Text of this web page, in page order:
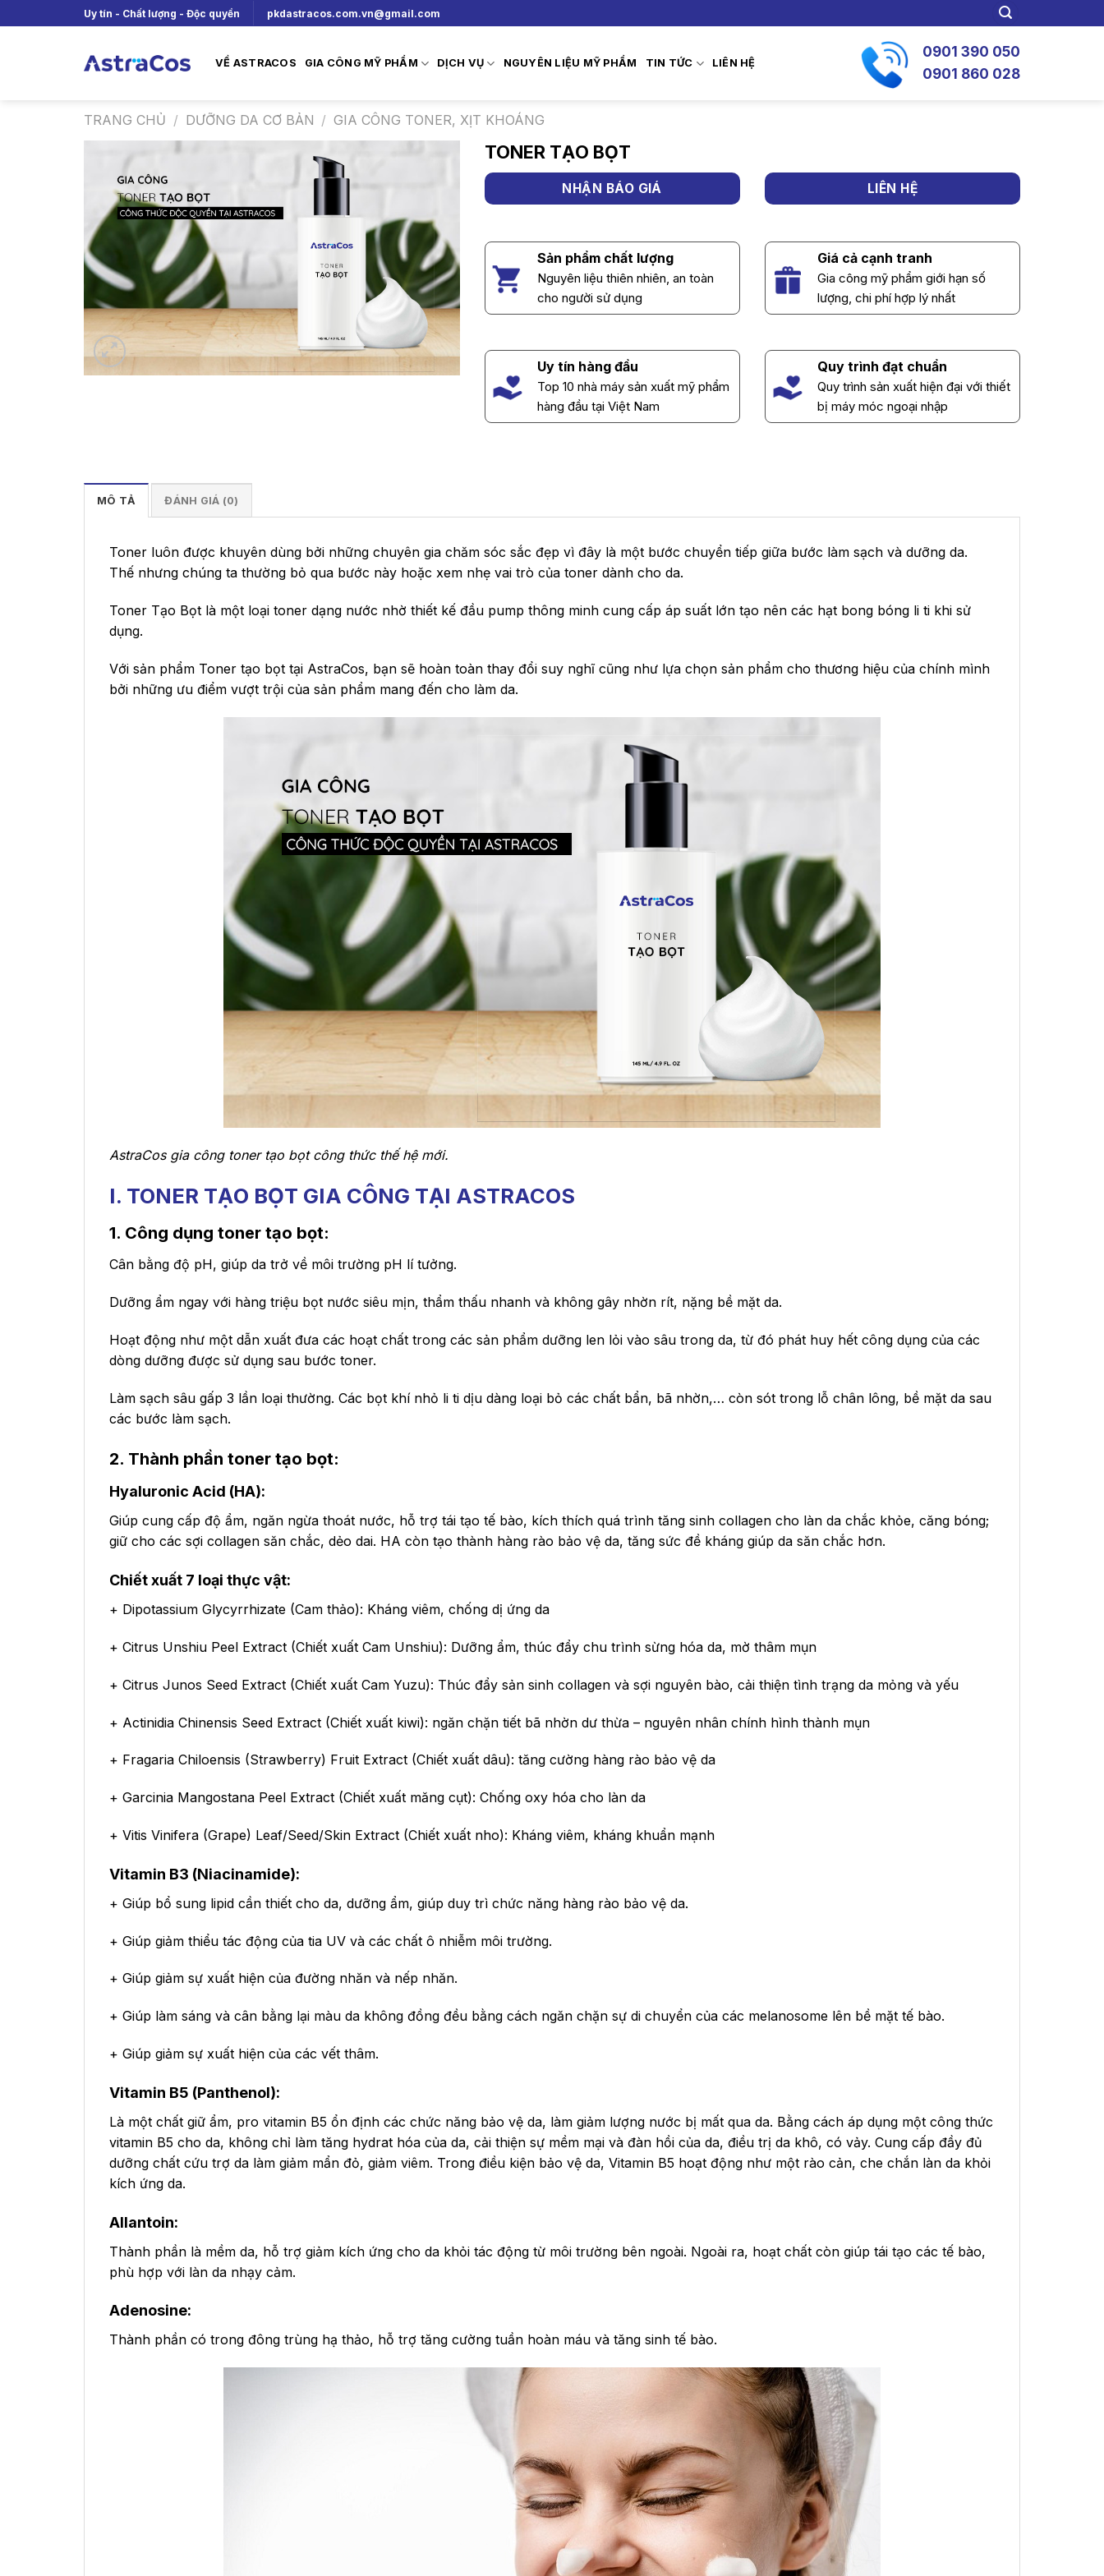
to
Uy tín - Chất lượng - Độc quyền pkdastracos.com.vn@gmail.com
VỀ ASTRACOS GIA CÔNG MỸ PHẨM DỊCH VỤ NGUYÊN LIỆU MỸ PHẨM TIN TỨC LIÊN HỆ
0901 390 050
0901 860 028
TRANG CHỦ / DƯỠNG DA CƠ BẢN / GIA CÔNG TONER, XỊT KHOÁNG
TONER TẠO BỌT
NHẬN BÁO GIÁ LIÊN HỆ
Sản phẩm chất lượng
Nguyên liệu thiên nhiên, an toàn
cho người sử dụng
Giá cả cạnh tranh
Gia công mỹ phẩm giới hạn số
lượng, chi phí hợp lý nhất
Uy tín hàng đầu
Top 10 nhà máy sản xuất mỹ phẩm
hàng đầu tại Việt Nam
Quy trình đạt chuẩn
Quy trình sản xuất hiện đại với thiết
bị máy móc ngoại nhập
MÔ TẢ ĐÁNH GIÁ (0)
Toner luôn được khuyên dùng bởi những chuyên gia chăm sóc sắc đẹp vì đây là một bước chuyển tiếp giữa bước làm sạch và dưỡng da.
Thế nhưng chúng ta thường bỏ qua bước này hoặc xem nhẹ vai trò của toner dành cho da.
Toner Tạo Bọt là một loại toner dạng nước nhờ thiết kế đầu pump thông minh cung cấp áp suất lớn tạo nên các hạt bong bóng li ti khi sử
dụng.
Với sản phẩm Toner tạo bọt tại AstraCos, bạn sẽ hoàn toàn thay đổi suy nghĩ cũng như lựa chọn sản phẩm cho thương hiệu của chính mình
bởi những ưu điểm vượt trội của sản phẩm mang đến cho làm da.
AstraCos gia công toner tạo bọt công thức thế hệ mới.
I. TONER TẠO BỌT GIA CÔNG TẠI ASTRACOS
1. Công dụng toner tạo bọt:
Cân bằng độ pH, giúp da trở về môi trường pH lí tưởng.
Dưỡng ẩm ngay với hàng triệu bọt nước siêu mịn, thẩm thấu nhanh và không gây nhờn rít, nặng bề mặt da.
Hoạt động như một dẫn xuất đưa các hoạt chất trong các sản phẩm dưỡng len lỏi vào sâu trong da, từ đó phát huy hết công dụng của các
dòng dưỡng được sử dụng sau bước toner.
Làm sạch sâu gấp 3 lần loại thường. Các bọt khí nhỏ li ti dịu dàng loại bỏ các chất bẩn, bã nhờn,… còn sót trong lỗ chân lông, bề mặt da sau
các bước làm sạch.
2. Thành phần toner tạo bọt:
Hyaluronic Acid (HA):
Giúp cung cấp độ ẩm, ngăn ngừa thoát nước, hỗ trợ tái tạo tế bào, kích thích quá trình tăng sinh collagen cho làn da chắc khỏe, căng bóng;
giữ cho các sợi collagen săn chắc, dẻo dai. HA còn tạo thành hàng rào bảo vệ da, tăng sức đề kháng giúp da săn chắc hơn.
Chiết xuất 7 loại thực vật:
+ Dipotassium Glycyrrhizate (Cam thảo): Kháng viêm, chống dị ứng da
+ Citrus Unshiu Peel Extract (Chiết xuất Cam Unshiu): Dưỡng ẩm, thúc đẩy chu trình sừng hóa da, mờ thâm mụn
+ Citrus Junos Seed Extract (Chiết xuất Cam Yuzu): Thúc đẩy sản sinh collagen và sợi nguyên bào, cải thiện tình trạng da mỏng và yếu
+ Actinidia Chinensis Seed Extract (Chiết xuất kiwi): ngăn chặn tiết bã nhờn dư thừa – nguyên nhân chính hình thành mụn
+ Fragaria Chiloensis (Strawberry) Fruit Extract (Chiết xuất dâu): tăng cường hàng rào bảo vệ da
+ Garcinia Mangostana Peel Extract (Chiết xuất măng cụt): Chống oxy hóa cho làn da
+ Vitis Vinifera (Grape) Leaf/Seed/Skin Extract (Chiết xuất nho): Kháng viêm, kháng khuẩn mạnh
Vitamin B3 (Niacinamide):
+ Giúp bổ sung lipid cần thiết cho da, dưỡng ẩm, giúp duy trì chức năng hàng rào bảo vệ da.
+ Giúp giảm thiểu tác động của tia UV và các chất ô nhiễm môi trường.
+ Giúp giảm sự xuất hiện của đường nhăn và nếp nhăn.
+ Giúp làm sáng và cân bằng lại màu da không đồng đều bằng cách ngăn chặn sự di chuyển của các melanosome lên bề mặt tế bào.
+ Giúp giảm sự xuất hiện của các vết thâm.
Vitamin B5 (Panthenol):
Là một chất giữ ẩm, pro vitamin B5 ổn định các chức năng bảo vệ da, làm giảm lượng nước bị mất qua da. Bằng cách áp dụng một công thức
vitamin B5 cho da, không chỉ làm tăng hydrat hóa của da, cải thiện sự mềm mại và đàn hồi của da, điều trị da khô, có vảy. Cung cấp đầy đủ
dưỡng chất cứu trợ da làm giảm mẩn đỏ, giảm viêm. Trong điều kiện bảo vệ da, Vitamin B5 hoạt động như một rào cản, che chắn làn da khỏi
kích ứng da.
Allantoin:
Thành phần là mềm da, hỗ trợ giảm kích ứng cho da khỏi tác động từ môi trường bên ngoài. Ngoài ra, hoạt chất còn giúp tái tạo các tế bào,
phù hợp với làn da nhạy cảm.
Adenosine:
Thành phần có trong đông trùng hạ thảo, hỗ trợ tăng cường tuần hoàn máu và tăng sinh tế bào.